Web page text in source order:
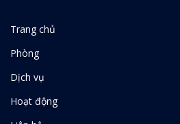
Trang chủ
Phòng
Dịch vụ
Hoạt động